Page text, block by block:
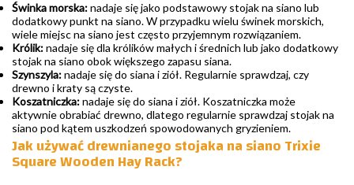
Świnka morska:nadaje się jako podstawowy stojak na siano lub
dodatkowy punkt na siano. W przypadku wielu świnek morskich,
wiele miejsc na siano jest często przyjemnym rozwiązaniem.
Królik:nadaje się dla królików małych i średnich lub jako dodatkowy
stojak na siano obok większego zapasu siana.
Szynszyla:nadaje się do siana i ziół. Regularnie sprawdzaj, czy
drewno i kraty są czyste.
Koszatniczka:nadaje się do siana i ziół. Koszatniczka może
aktywnie obrabiać drewno, dlatego regularnie sprawdzaj stojak na
siano pod kątem uszkodzeń spowodowanych gryzieniem.
Jak używać drewnianego stojaka na siano Trixie
Square Wooden Hay Rack?